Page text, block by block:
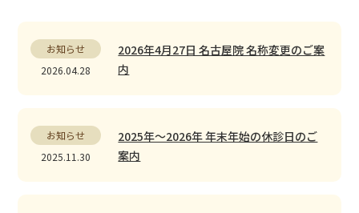
お知らせ
2026.04.28
2026年4月27日 名古屋院 名称変更のご案
内
お知らせ
2025.11.30
2025年〜2026年 年末年始の休診日のご
案内